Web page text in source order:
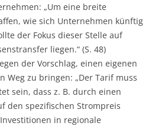
„Um eine breite
wie sich Unternehmen künftig
der Fokus dieser Stelle auf
liegen.“ (S. 48)
der Vorschlag, einen eigenen
Weg zu bringen: „Der Tarif muss
sein, dass z. B. durch einen
den spezifischen Strompreis
in regionale